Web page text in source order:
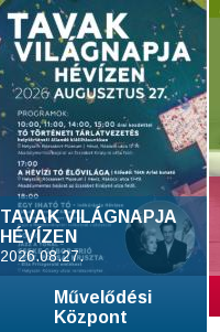
TAVAK VILÁGNAPJA
HÉVÍZEN
2026.08.27.
Művelődési
Központ